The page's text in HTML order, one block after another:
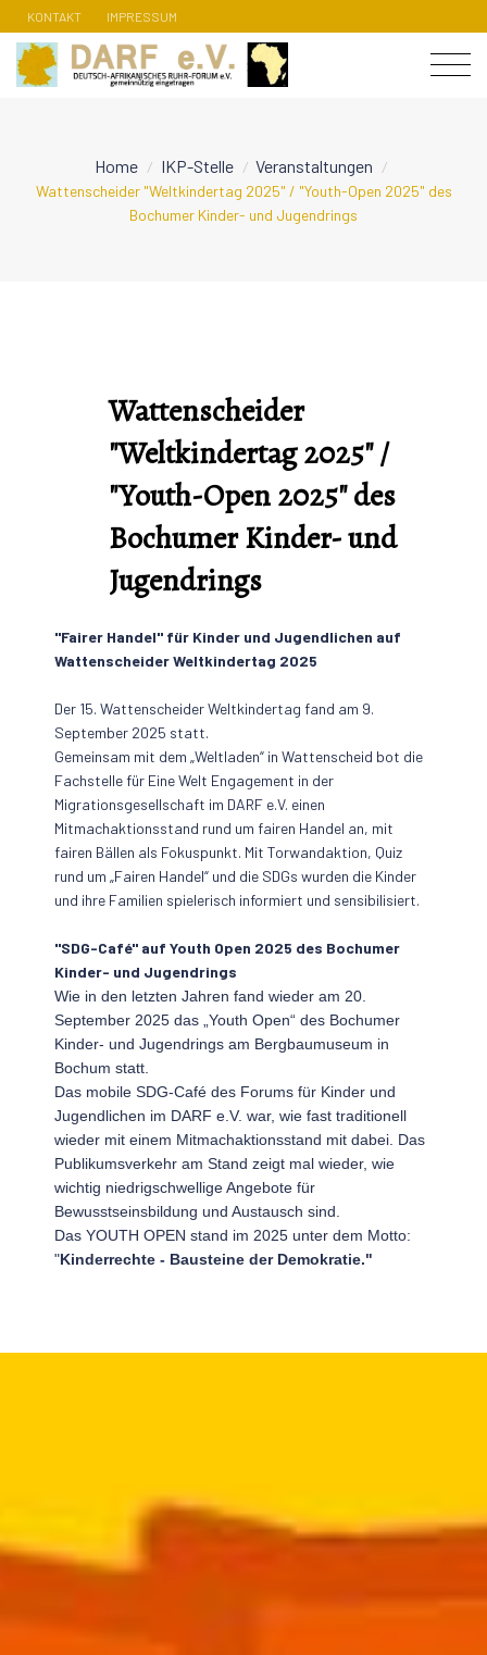
KONTAKT IMPRESSUM
Home / IKP-Stelle / Veranstaltungen /
Wattenscheider "Weltkindertag 2025" / "Youth-Open 2025" des
Bochumer Kinder- und Jugendrings
Wattenscheider
"Weltkindertag 2025" /
"Youth-Open 2025" des
Bochumer Kinder- und
Jugendrings
"Fairer Handel" für Kinder und Jugendlichen auf
Wattenscheider Weltkindertag 2025
Der 15. Wattenscheider Weltkindertag fand am 9.
September 2025 statt.
Gemeinsam mit dem „Weltladen“ in Wattenscheid bot die
Fachstelle für Eine Welt Engagement in der
Migrationsgesellschaft im DARF e.V. einen
Mitmachaktionsstand rund um fairen Handel an, mit
fairen Bällen als Fokuspunkt. Mit Torwandaktion, Quiz
rund um „Fairen Handel“ und die SDGs wurden die Kinder
und ihre Familien spielerisch informiert und sensibilisiert.
"SDG-Café" auf Youth Open 2025 des Bochumer
Kinder- und Jugendrings
Wie in den letzten Jahren fand wieder am 20.
September 2025 das „Youth Open“ des Bochumer
Kinder- und Jugendrings am Bergbaumuseum in
Bochum statt.
Das mobile SDG-Café des Forums für Kinder und
Jugendlichen im DARF e.V. war, wie fast traditionell
wieder mit einem Mitmachaktionsstand mit dabei. Das
Publikumsverkehr am Stand zeigt mal wieder, wie
wichtig niedrigschwellige Angebote für
Bewusstseinsbildung und Austausch sind.
Das YOUTH OPEN stand im 2025 unter dem Motto:
"Kinderrechte - Bausteine der Demokratie."